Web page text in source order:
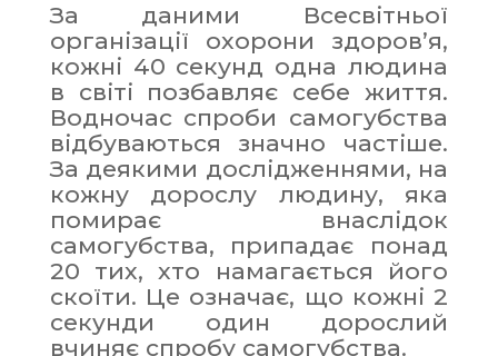
За даними Всесвітньої
організації охорони здоров’я,
кожні 40 секунд одна людина
в світі позбавляє себе життя.
Водночас спроби самогубства
відбуваються значно частіше.
За деякими дослідженнями, на
кожну дорослу людину, яка
помирає внаслідок
самогубства, припадає понад
20 тих, хто намагається його
скоїти. Це означає, що кожні 2
секунди один дорослий
вчиняє спробу самогубства.